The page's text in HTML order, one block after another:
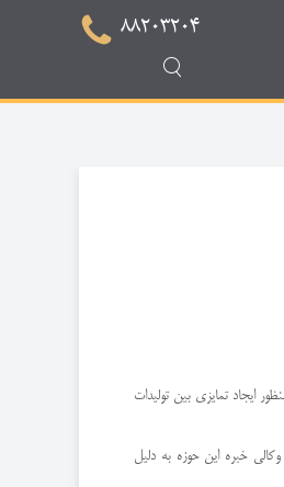
88203204
ایجاد تمایزی بین تولیدات
خبره این حوزه به دلیل